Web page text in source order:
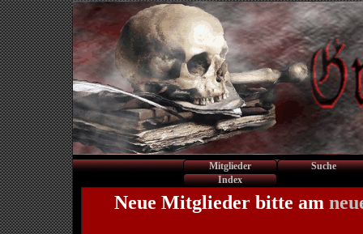
Mitglieder
Suche
Index
Neue Mitglieder bitte am